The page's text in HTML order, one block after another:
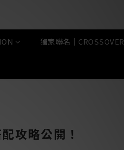
獨家聯名｜CROSSOVER
攻略公開！